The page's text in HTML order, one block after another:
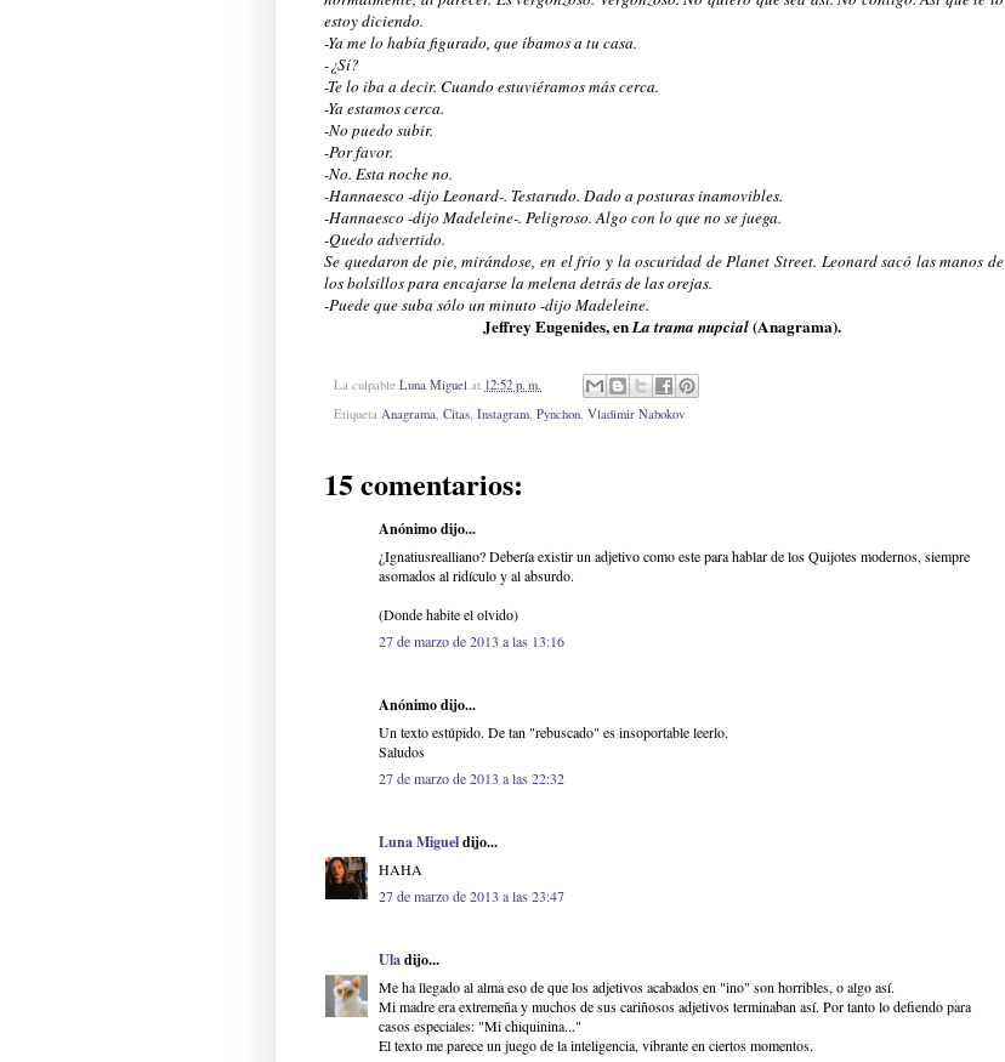
estoy diciendo.
-Ya me lo había figurado, que íbamos a tu casa.
-¿Sí?
-Te lo iba a decir. Cuando estuviéramos más cerca.
-Ya estamos cerca.
-No puedo subir.
-Por favor.
-No. Esta noche no.
-Hannaesco -dijo Leonard-. Testarudo. Dado a posturas inamovibles.
-Hannaesco -dijo Madeleine-. Peligroso. Algo con lo que no se juega.
-Quedo advertido.
Se quedaron de pie, mirándose, en el frío y la oscuridad de Planet Street. Leonard sacó las manos de
los bolsillos para encajarse la melena detrás de las orejas.
-Puede que suba sólo un minuto -dijo Madeleine.
Jeffrey Eugenides, enLa trama nupcial(Anagrama).
La culpable Luna Miguel at 12:52 p. m.
Etiqueta Anagrama, Citas, Instagram, Pynchon, Vladimir Nabokov
15 comentarios:
Anónimo dijo...
¿Ignatiusrealliano? Debería existir un adjetivo como este para hablar de los Quijotes modernos, siempre
asomados al ridículo y al absurdo.
(Donde habite el olvido)
27 de marzo de 2013 a las 13:16
Anónimo dijo...
Un texto estúpido. De tan "rebuscado" es insoportable leerlo.
Saludos
27 de marzo de 2013 a las 22:32
Luna Migueldijo...
HAHA
27 de marzo de 2013 a las 23:47
Uladijo...
Me ha llegado al alma eso de que los adjetivos acabados en "ino" son horribles, o algo así.
Mi madre era extremeña y muchos de sus cariñosos adjetivos terminaban así. Por tanto lo defiendo para
casos especiales: "Mi chiquinina..."
El texto me parece un juego de la inteligencia, vibrante en ciertos momentos.